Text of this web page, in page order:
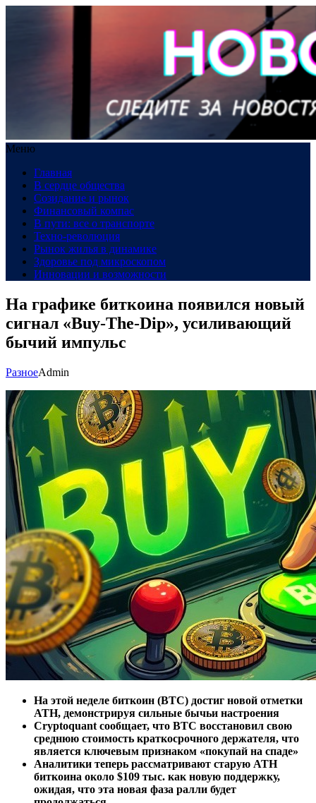
Меню
Главная
В сердце общества
Созидание и рынок
Финансовый компас
В пути: все о транспорте
Техно-революция
Рынок жилья в динамике
Здоровье под микроскопом
Инновации и возможности
На графике биткоина появился новый
сигнал «Buy-The-Dip», усиливающий
бычий импульс
РазноеAdmin
На этой неделе биткоин (BTC) достиг новой отметки
ATH, демонстрируя сильные бычьи настроения
Cryptoquant сообщает, что BTC восстановил свою
среднюю стоимость краткосрочного держателя, что
является ключевым признаком «покупай на спаде»
Аналитики теперь рассматривают старую ATH
биткоина около $109 тыс. как новую поддержку,
ожидая, что эта новая фаза ралли будет